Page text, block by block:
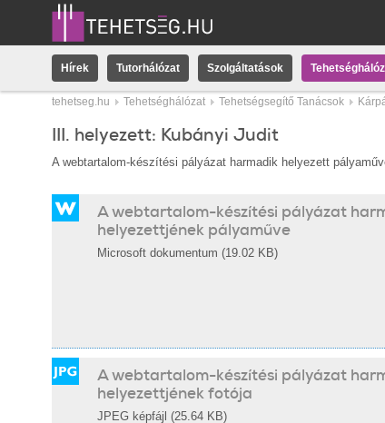
Hírek Tutorhálózat Szolgáltatások
tehetseg.hu Tehetséghálózat Tehetségsegítő Tanácsok
III. helyezett: Kubányi Judit
A webtartalom-készítési pályázat harmadik helyezett
A webtartalom-készítési pályázat
helyezettjének pályaműve
Microsoft dokumentum (19.02 KB)
A webtartalom-készítési pályázat
helyezettjének fotója
JPEG képfájl (25.64 KB)